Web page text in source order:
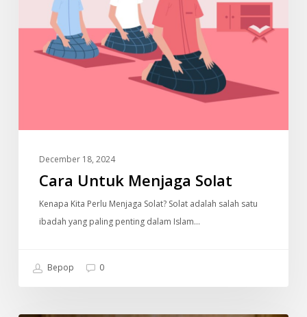
December 18, 2024
Cara Untuk Menjaga Solat
Kenapa Kita Perlu Menjaga Solat? Solat adalah salah satu
ibadah yang paling penting dalam Islam…
Bepop 0